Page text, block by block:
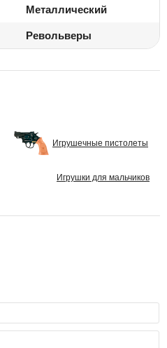
Металлический
Револьверы
Игрушечные пистолеты
Игрушки для мальчиков